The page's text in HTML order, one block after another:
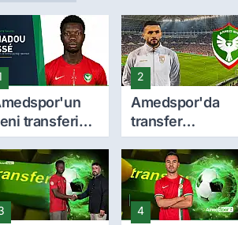
transferi
Cissé
İşte
ve
giydiği
2
Amedspor'da
transfer
durmuyor! Milli
stoper Dellova
imza için
Türkiye'ye geldi
4